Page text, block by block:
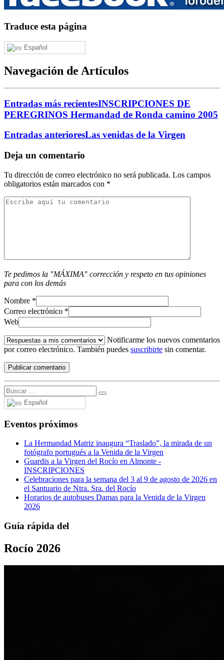
Traduce esta página
Español
Navegación de Artículos
Entradas más recientesINSCRIPCIONES DE
PEREGRINOS Hermandad de Ronda camino 2005
Entradas anterioresLas venidas de la Virgen
Deja un comentario
Tu dirección de correo electrónico no será publicada. Los campos
obligatorios están marcados con *
Te pedimos la "MÁXIMA" corrección y respeto en tus opiniones
para con los demás
Nombre *
Correo electrónico *
Web
Notificarme los nuevos comentarios
por correo electrónico. También puedes suscribirte sin comentar.
Español
Eventos próximos
La Hermandad Matriz inaugura “Traslado”, la mirada de un
fotógrafo portugués a la Venida de la Virgen
Guardis a la Virgen del Rocío en Almonte -
INSCRIPCIONES
Celebraciones para la semana del 3 al 9 de agosto de 2026 en
el Santuario de Ntra. Sra. del Rocío
Horarios de autobuses Damas para la Venida de la Virgen
2026
Guía rápida del
Rocío 2026